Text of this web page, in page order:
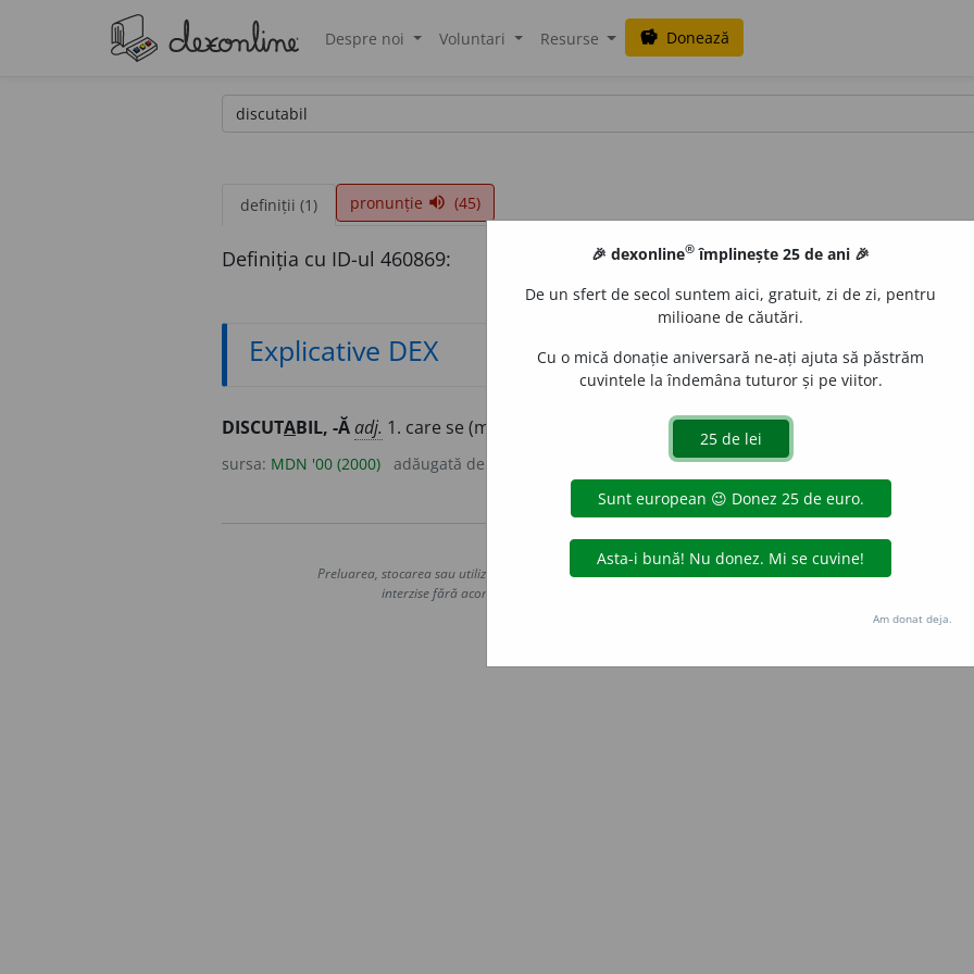
Despre noi Voluntari Resurse savings Donează
definiții (1) pronunție volume_up (45)
Definiția cu ID-ul 460869:
Explicative DEX
DISCUTABIL, -Ăadj. 1. care se (mai) poate discuta. 2. contestabil, îndoielnic. (<
sursa: MDN '00 (2000) adăugată de
Copyright © 2004-2026 dexonline (https://dexonline.ro)
Preluarea, stocarea sau utilizarea datelor de pe acest site, inclusiv prin orice metode de extragere automată
interzise fără acordul nostru prealabil scris, cu excepția seturilor de date oferite oficial spre utilizare
Hosterion
🎉 dexonline® împlinește 25 de ani 🎉
De un sfert de secol suntem aici, gratuit, zi de zi, pentru
milioane de căutări.
Cu o mică donație aniversară ne-ați ajuta să păstrăm
cuvintele la îndemâna tuturor și pe viitor.
Am donat deja.